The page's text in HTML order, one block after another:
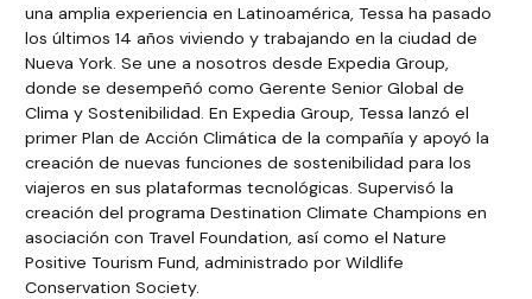
una amplia experiencia en Latinoamérica, Tessa ha pasado
los últimos 14 años viviendo y trabajando en la ciudad de
Nueva York. Se une a nosotros desde Expedia Group,
donde se desempeñó como Gerente Senior Global de
Clima y Sostenibilidad. En Expedia Group, Tessa lanzó el
primer Plan de Acción Climática de la compañía y apoyó la
creación de nuevas funciones de sostenibilidad para los
viajeros en sus plataformas tecnológicas. Supervisó la
creación del programa Destination Climate Champions en
asociación con Travel Foundation, así como el Nature
Positive Tourism Fund, administrado por Wildlife
Conservation Society.